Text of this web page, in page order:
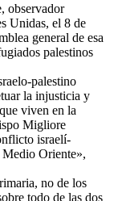
observador
Unidas, el 8 de
general de esa
palestinos
palestino
la injusticia y
viven en la
Migliore
israelí-
Medio Oriente»,
no de los
todo de las dos